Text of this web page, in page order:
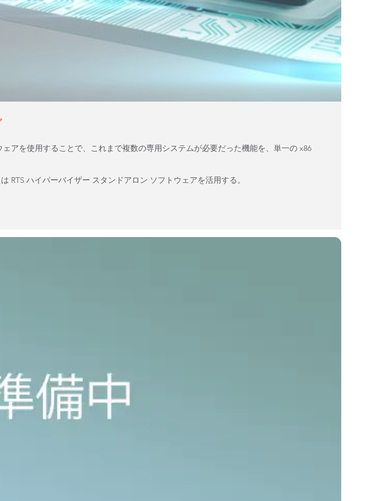
アを使用することで、これまで複数の専用システムが必要だった機能を、単一の x86
RTS ハイパーバイザー スタンドアロン ソフトウェアを活用する。